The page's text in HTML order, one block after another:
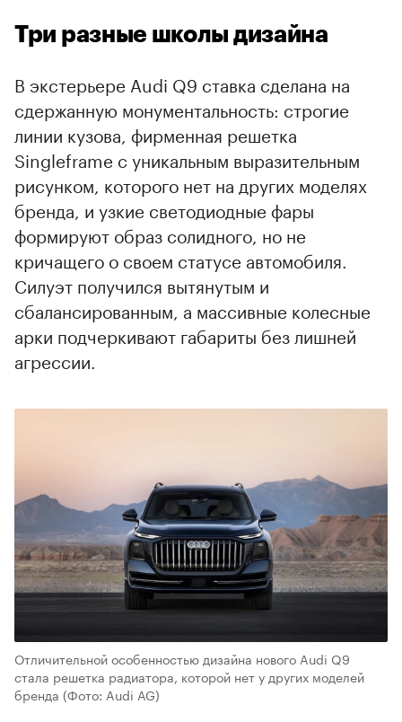
00:00 00:00
Три разные школы дизайна
В экстерьере Audi Q9 ставка сделана на
сдержанную монументальность: строгие
линии кузова, фирменная решетка
Singleframe с уникальным выразительным
рисунком, которого нет на других моделях
бренда, и узкие светодиодные фары
формируют образ солидного, но не
кричащего о своем статусе автомобиля.
Силуэт получился вытянутым и
сбалансированным, а массивные колесные
арки подчеркивают габариты без лишней
агрессии.
Отличительной особенностью дизайна нового Audi Q9
стала решетка радиатора, которой нет у других моделей
бренда (Фото: Audi AG)